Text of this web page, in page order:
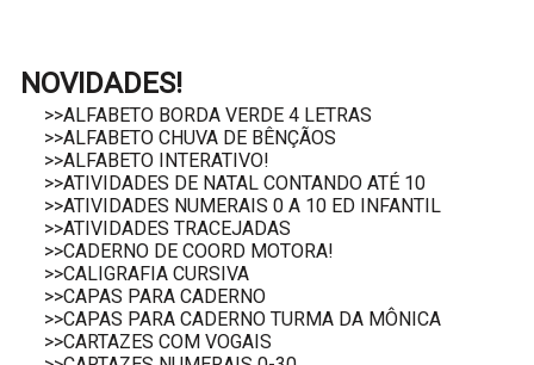
NOVIDADES!
>>ALFABETO BORDA VERDE 4 LETRAS
>>ALFABETO CHUVA DE BÊNÇÃOS
>>ALFABETO INTERATIVO!
>>ATIVIDADES DE NATAL CONTANDO ATÉ 10
>>ATIVIDADES NUMERAIS 0 A 10 ED INFANTIL
>>ATIVIDADES TRACEJADAS
>>CADERNO DE COORD MOTORA!
>>CALIGRAFIA CURSIVA
>>CAPAS PARA CADERNO
>>CAPAS PARA CADERNO TURMA DA MÔNICA
>>CARTAZES COM VOGAIS